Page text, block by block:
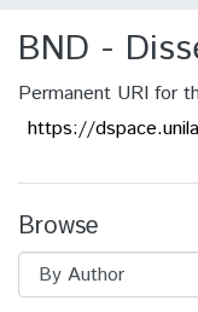
BND -
Permanent URI for
https://
Browse